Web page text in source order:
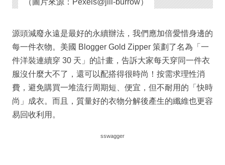
（圖片來源：Pexels@jill-burrow）
源頭減廢永遠是最好的永續辦法，我們應加倍愛惜身邊的
每一件衣物。美國 Blogger Gold Zipper 策劃了名為「一
件洋裝連續穿 30 天」的計畫，告訴大家每天穿同一件衣
服沒什麼大不了，還可以配搭得很時尚！按需求理性消
費，避免購買一堆流行周期短、便宜，但不耐用的「快時
尚」成衣。而且，質量好的衣物分解後產生的纖維也更容
易回收利用。
sswagger